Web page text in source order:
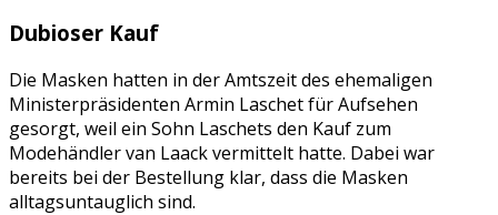
Dubioser Kauf
Die Masken hatten in der Amtszeit des ehemaligen
Ministerpräsidenten Armin Laschet für Aufsehen
gesorgt, weil ein Sohn Laschets den Kauf zum
Modehändler van Laack vermittelt hatte. Dabei war
bereits bei der Bestellung klar, dass die Masken
alltagsuntauglich sind.